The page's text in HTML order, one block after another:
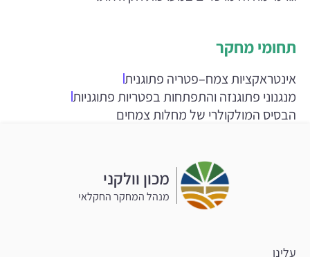
תחומי מחקר
אינטראקציות צמח–פטריה פתוגנית
מנגנוני פתוגנזה והתפתחות בפטריות פתוגניות
הבסיס המולקולרי של מחלות צמחים
מכון וולקני
מנהל המחקר החקלאי
עלינו